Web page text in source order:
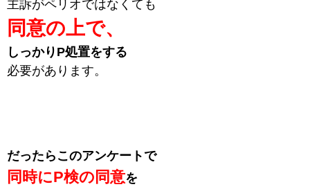
主訴がペリオではなくても
同意の上で、
しっかりP処置をする
必要があります。
だったらこのアンケートで
同時にP検の同意を